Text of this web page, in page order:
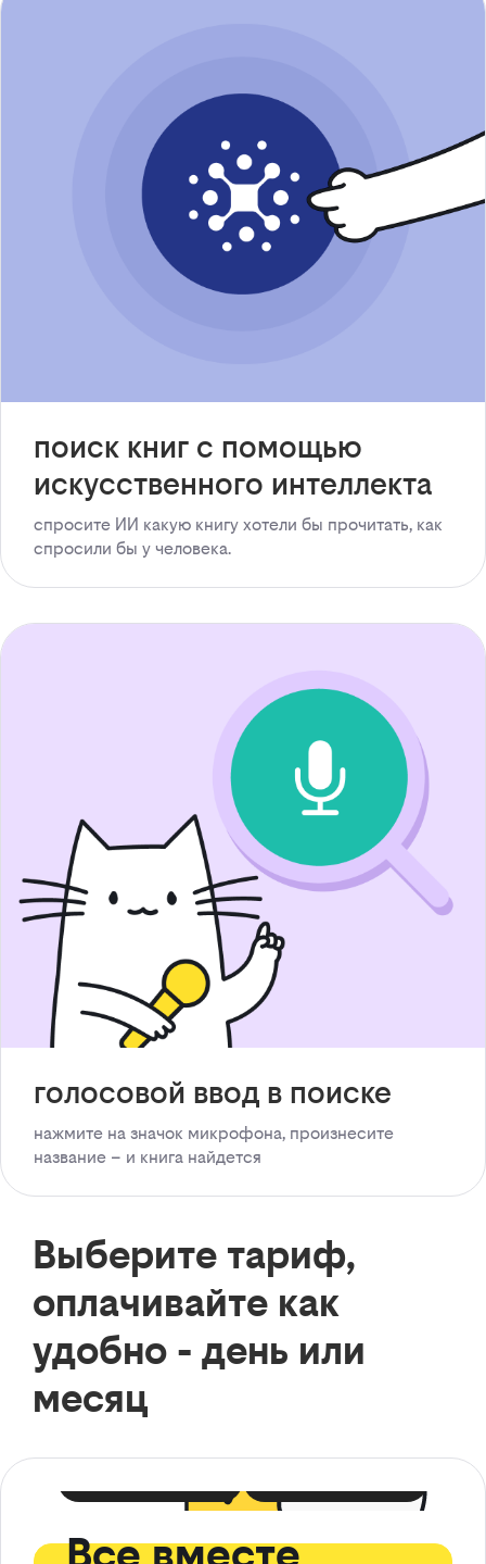
поиск книг с помощью
искусственного интеллекта
спросите ИИ какую книгу хотели бы прочитать, как
спросили бы у человека.
голосовой ввод в поиске
нажмите на значок микрофона, произнесите
название – и книга найдется
Выберите тариф,
оплачивайте как
удобно - день или
месяц